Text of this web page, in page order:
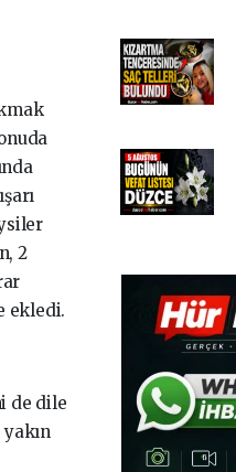
2
ekledi.
de dile